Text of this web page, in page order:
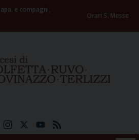
e compagni,
Orari S. Messe
FacebookInstagramYouTube